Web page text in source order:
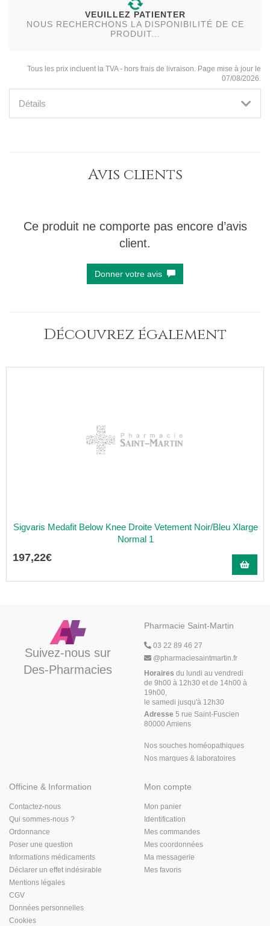
VEUILLEZ PATIENTER
NOUS RECHERCHONS LA DISPONIBILITÉ DE CE
PRODUIT...
Tous les prix incluent la TVA - hors frais de livraison. Page mise à jour le
07/08/2026.
Détails
Avis clients
Ce produit ne comporte pas encore d’avis
client.
Donner votre avis
Découvrez également
Sigvaris Medafit Below Knee Droite Vetement Noir/Bleu Xlarge
Normal 1
197,22€
Suivez-nous sur
Des-Pharmacies
Pharmacie Saint-Martin
03 22 89 46 27
@pharmaciesaintmartin.fr
Horaires du lundi au vendredi
de 9h00 à 12h30 et de 14h00 à
19h00,
le samedi jusqu'à 12h30
Adresse 5 rue Saint-Fuscien
80000 Amiens
Nos souches homéopathiques
Nos marques & laboratoires
Officine & Information
Contactez-nous
Qui sommes-nous ?
Ordonnance
Poser une question
Informations médicaments
Déclarer un effet indésirable
Mentions légales
CGV
Données personnelles
Cookies
Mon compte
Mon panier
Identification
Mes commandes
Mes coordonnées
Ma messagerie
Mes favoris